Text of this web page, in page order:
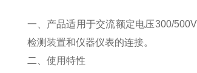
一、产品适用于交流额定电压300/
检测装置和仪器仪表的连接。
二、使用特性